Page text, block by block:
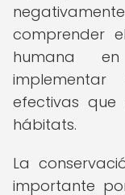
comprender
humana
efectivas
hábitats.
La
importante